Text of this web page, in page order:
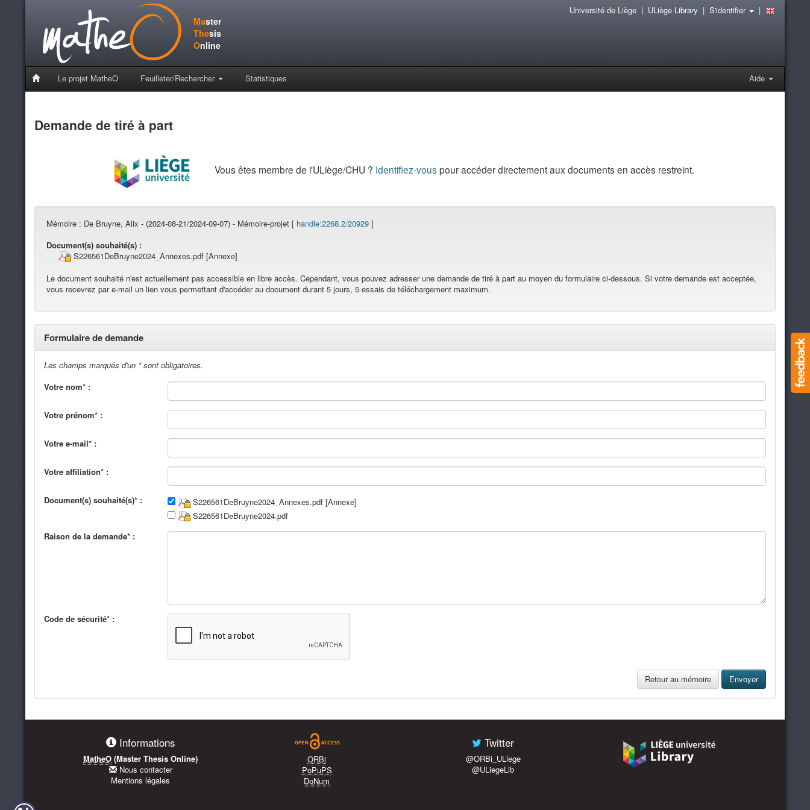
Master
Thesis
Online
Le projet MatheO Feuilleter/Rechercher Statistiques Aide
Université de Liège| ULiège Library | S'identifier |
Demande de tiré à part
Vous êtes membre de l'ULiège/CHU ? Identifiez-vous pour accéder directement aux documents en accès restreint.
Mémoire : De Bruyne, Alix - (2024-08-21/2024-09-07) - Mémoire-projet [ handle:2268.2/20929 ]
Document(s) souhaité(s) :
S226561DeBruyne2024_Annexes.pdf [Annexe]
Le document souhaité n'est actuellement pas accessible en libre accès. Cependant, vous pouvez adresser une demande de tiré à part au moyen du formulaire ci-dessous. Si votre demande est acceptée,
vous recevrez par e-mail un lien vous permettant d'accéder au document durant 5 jours, 5 essais de téléchargement maximum.
Formulaire de demande
Les champs marqués d'un * sont obligatoires.
Votre nom* :
Votre prénom* :
Votre e-mail* :
Votre affiliation* :
Document(s) souhaité(s)* :
S226561DeBruyne2024_Annexes.pdf [Annexe]
S226561DeBruyne2024.pdf
Raison de la demande* :
Code de sécurité* :
Retour au mémoire Envoyer
Informations
MatheO (Master Thesis Online)
Nous contacter
Mentions légales
ORBi
PoPuPS
DoNum
Twitter
@ORBi_ULiege
@ULiegeLib